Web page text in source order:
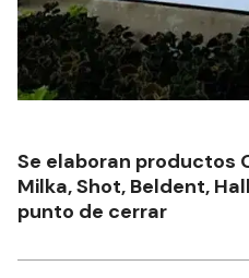
Se elaboran productos
Milka, Shot, Beldent,
punto de cerrar